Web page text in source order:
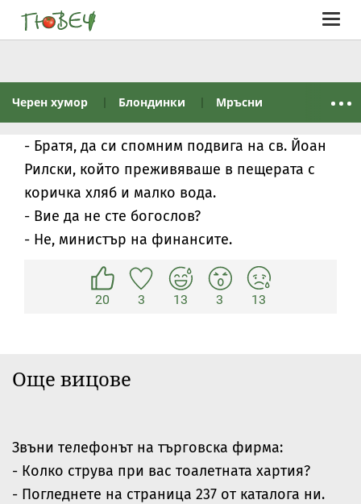
Черен хумор Блондинки Мръсни
- Братя, да си спомним подвига на св. Йоан
Рилски, който преживяваше в пещерата с
коричка хляб и малко вода.
- Вие да не сте богослов?
- Не, министър на финансите.
20 3 13 3 13
Още вицове
Звъни телефонът на търговска фирма:
- Колко струва при вас тоалетната хартия?
- Погледнете на страница 237 от каталога ни.